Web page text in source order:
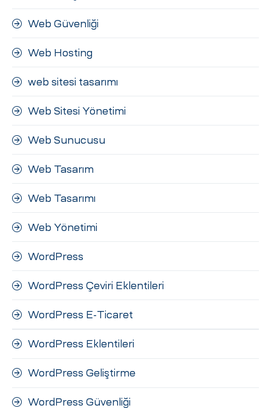
Web Güvenliği
Web Hosting
web sitesi tasarımı
Web Sitesi Yönetimi
Web Sunucusu
Web Tasarım
Web Tasarımı
Web Yönetimi
WordPress
WordPress Çeviri Eklentileri
WordPress E-Ticaret
WordPress Eklentileri
WordPress Geliştirme
WordPress Güvenliği